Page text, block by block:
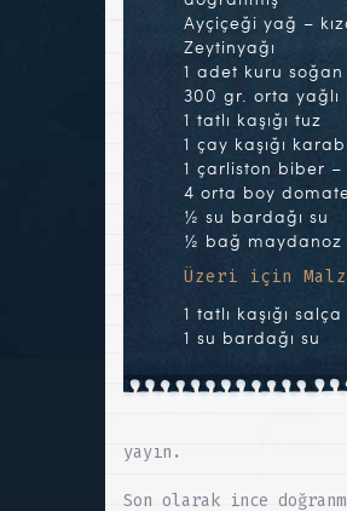
Ayçiçeği yağ –
Zeytinyağı
1 adet kuru soğan
300 gr. orta yağlı
1 tatlı kaşığı tuz
1 çay kaşığı
1 çarliston biber –
4 orta boy
½ su bardağı su
½ bağ maydanoz
Üzeri için
1 tatlı kaşığı salça
1 su bardağı su
yayın.
Son olarak ince